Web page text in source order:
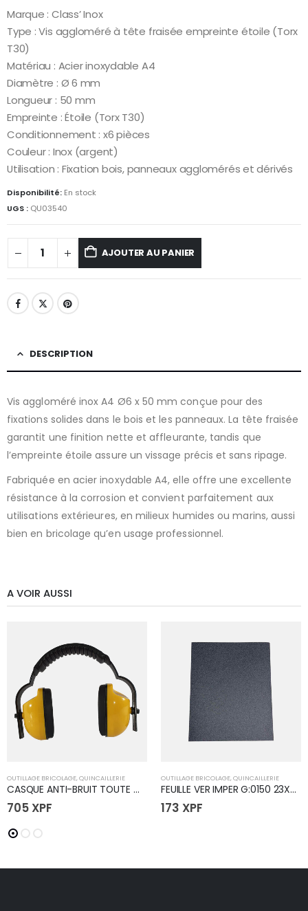
Marque : Class’ Inox
Type : Vis aggloméré à tête fraisée empreinte étoile (Torx
T30)
Matériau : Acier inoxydable A4
Diamètre : Ø 6 mm
Longueur : 50 mm
Empreinte : Étoile (Torx T30)
Conditionnement : x6 pièces
Couleur : Inox (argent)
Utilisation : Fixation bois, panneaux agglomérés et dérivés
Disponibilité: En stock
UGS : QU03540
AJOUTER AU PANIER
DESCRIPTION
Vis aggloméré inox A4 Ø6 x 50 mm conçue pour des
fixations solides dans le bois et les panneaux. La tête fraisée
garantit une finition nette et affleurante, tandis que
l’empreinte étoile assure un vissage précis et sans ripage.
Fabriquée en acier inoxydable A4, elle offre une excellente
résistance à la corrosion et convient parfaitement aux
utilisations extérieures, en milieux humides ou marins, aussi
bien en bricolage qu’en usage professionnel.
A VOIR AUSSI
OUTILLAGE BRICOLAGE, QUINCAILLERIE
CASQUE ANTI-BRUIT TOUTE MARQUE
705 XPF
OUTILLAGE BRICOLAGE, QUINCAILLERIE
FEUILLE VER IMPER G:0150 23X28
173 XPF